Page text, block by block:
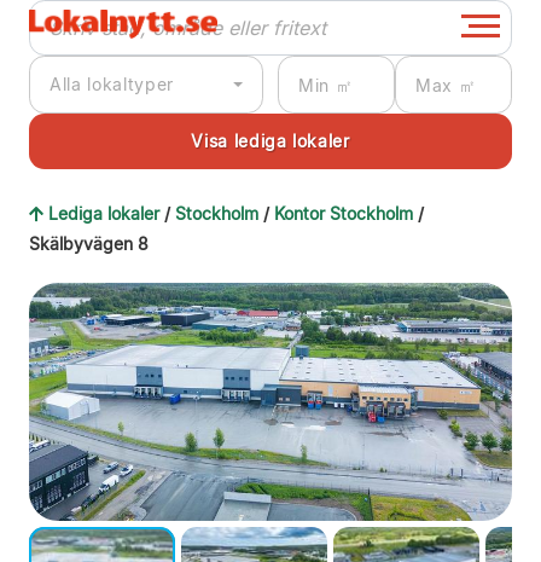
Alla lokaltyper
Lediga lokaler / Stockholm / Kontor Stockholm /
Skälbyvägen 8